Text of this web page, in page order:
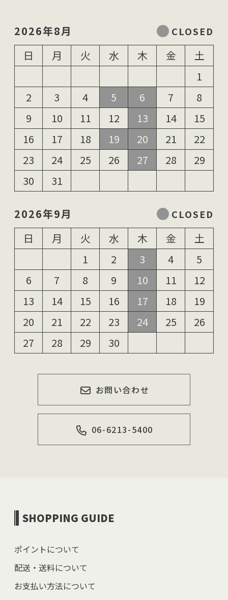
2026年8月
日
月 火 水 木 金
土
1
2
3 4 5 6 7
8
9
10 11 12 13 14
15
16
17 18 19 20 21
22
23
24 25 26 27 28
29
30
31
2026年9月
日
月 火 水 木 金
土
1
2 3 4
5
6
7 8 9 10 11
12
13
14 15 16 17 18
19
20
21 22 23 24 25
26
27
28 29 30
お問い合わせ
06-6213-5400
SHOPPING GUIDE
ポイントについて
配送・送料について
お支払い方法について